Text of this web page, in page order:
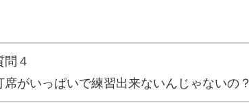
問４
席がいっぱいで練習出来ないんじゃないの？